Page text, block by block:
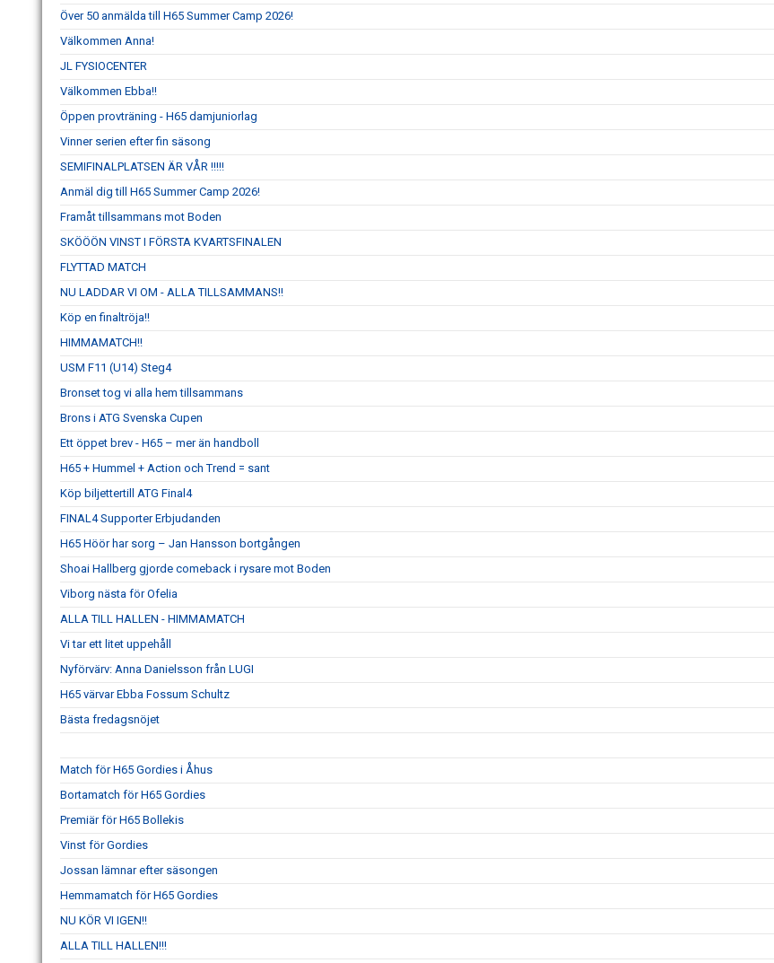
Över 50 anmälda till H65 Summer Camp 2026!
Välkommen Anna!
JL FYSIOCENTER
Välkommen Ebba!!
Öppen provträning - H65 damjuniorlag
Vinner serien efter fin säsong
SEMIFINALPLATSEN ÄR VÅR !!!!!
Anmäl dig till H65 Summer Camp 2026!
Framåt tillsammans mot Boden
SKÖÖÖN VINST I FÖRSTA KVARTSFINALEN
FLYTTAD MATCH
NU LADDAR VI OM - ALLA TILLSAMMANS!!
Köp en finaltröja!!
HIMMAMATCH!!
USM F11 (U14) Steg4
Bronset tog vi alla hem tillsammans
Brons i ATG Svenska Cupen
Ett öppet brev - H65 – mer än handboll
H65 + Hummel + Action och Trend = sant
Köp biljettertill ATG Final4
FINAL4 Supporter Erbjudanden
H65 Höör har sorg – Jan Hansson bortgången
Shoai Hallberg gjorde comeback i rysare mot Boden
Viborg nästa för Ofelia
ALLA TILL HALLEN - HIMMAMATCH
Vi tar ett litet uppehåll
Nyförvärv: Anna Danielsson från LUGI
H65 värvar Ebba Fossum Schultz
Bästa fredagsnöjet
Match för H65 Gordies i Åhus
Bortamatch för H65 Gordies
Premiär för H65 Bollekis
Vinst för Gordies
Jossan lämnar efter säsongen
Hemmamatch för H65 Gordies
NU KÖR VI IGEN!!
ALLA TILL HALLEN!!!